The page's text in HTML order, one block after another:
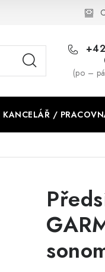
(po –
KANCELÁŘ /